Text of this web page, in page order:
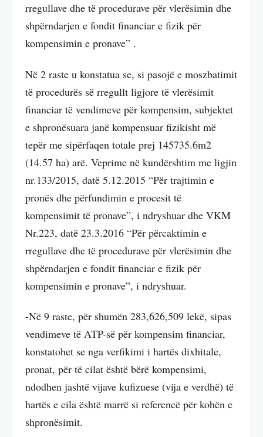
rregullave dhe të procedurave për vlerësimin dhe
shpërndarjen e fondit financiar e fizik për
kompensimin e pronave” .
Në 2 raste u konstatua se, si pasojë e moszbatimit
të procedurës së rregullt ligjore të vlerësimit
financiar të vendimeve për kompensim, subjektet
e shpronësuara janë kompensuar fizikisht më
tepër me sipërfaqen totale prej 145735.6m2
(14.57 ha) arë. Veprime në kundërshtim me ligjin
nr.133/2015, datë 5.12.2015 “Për trajtimin e
pronës dhe përfundimin e procesit të
kompensimit të pronave”, i ndryshuar dhe VKM
Nr.223, datë 23.3.2016 “Për përcaktimin e
rregullave dhe të procedurave për vlerësimin dhe
shpërndarjen e fondit financiar e fizik për
kompensimin e pronave”, i ndryshuar.
-Në 9 raste, për shumën 283,626,509 lekë, sipas
vendimeve të ATP-së për kompensim financiar,
konstatohet se nga verfikimi i hartës dixhitale,
pronat, për të cilat është bërë kompensimi,
ndodhen jashtë vijave kufizuese (vija e verdhë) të
hartës e cila është marrë si referencë për kohën e
shpronësimit.